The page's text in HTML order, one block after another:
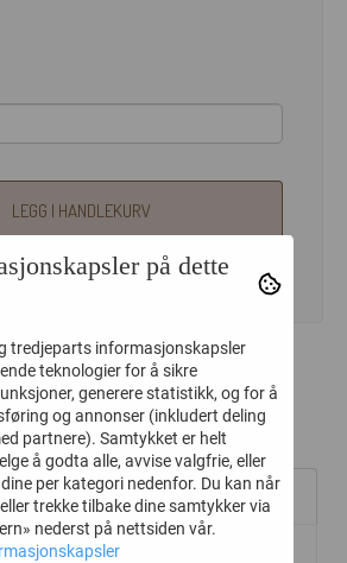
LEGG I HANDLEKURV
på dette
tredjeparts informasjonskapsler
teknologier for å sikre
generere statistikk, og for å
og annonser (inkludert deling
partnere). Samtykket er helt
å godta alle, avvise valgfrie, eller
per kategori nedenfor. Du kan når
trekke tilbake dine samtykker via
nederst på nettsiden vår.